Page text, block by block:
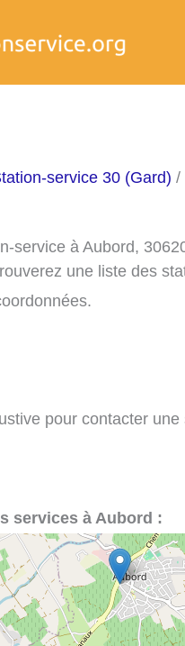
service 30 (Gard) /
service à Aubord,
une liste des
pour contacter
services à Aubord :